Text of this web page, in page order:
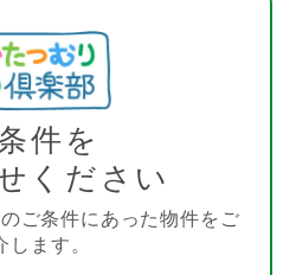
件を
ください
ご条件にあった物件をご
します。